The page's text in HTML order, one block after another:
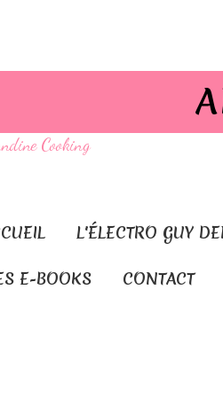
L'ÉLECTRO GUY
E-BOOKS CONTACT